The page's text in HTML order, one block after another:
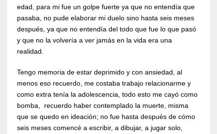
edad, para mi fue un golpe fuerte ya que no entendía que
pasaba, no pude elaborar mi duelo sino hasta seis meses
después, ya que no entendía del todo que fue lo que pasó
y que no la volvería a ver jamás en la vida era una
realidad.
Tengo memoria de estar deprimido y con ansiedad, al
menos eso recuerdo, me costaba trabajo relacionarme y
como extra tenía la adolescencia, todo esto me cayó como
bomba, recuerdo haber contemplado la muerte, misma
que se quedo en ideación; no fue hasta después de cómo
seis meses comencé a escribir, a dibujar, a jugar solo,